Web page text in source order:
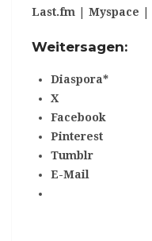
Last.fm
Myspace
Weitersagen:
Diaspora*
X
Facebook
Pinterest
Tumblr
E-Mail